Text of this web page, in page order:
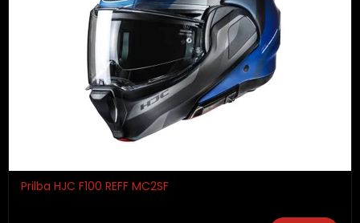
Prilba HJC F100 REFF MC2SF